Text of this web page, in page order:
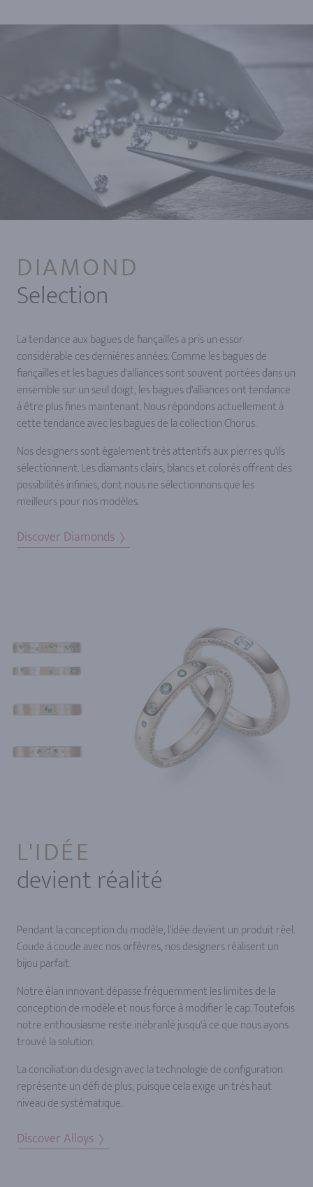
DIAMOND
Selection
La tendance aux bagues de fiançailles a pris un essor
considérable ces dernières années. Comme les bagues de
fiançailles et les bagues d'alliances sont souvent portées dans un
ensemble sur un seul doigt, les bagues d'alliances ont tendance
à être plus fines maintenant. Nous répondons actuellement à
cette tendance avec les bagues de la collection Chorus.
Nos designers sont également très attentifs aux pierres qu'ils
sélectionnent. Les diamants clairs, blancs et colorés offrent des
possibilités infinies, dont nous ne sélectionnons que les
meilleurs pour nos modèles.
Discover Diamonds
L'IDÉE
devient réalité
Pendant la conception du modèle, l'idée devient un produit réel.
Coude à coude avec nos orfèvres, nos designers réalisent un
bijou parfait.
Notre élan innovant dépasse fréquemment les limites de la
conception de modèle et nous force à modifier le cap. Toutefois
notre enthousiasme reste inébranlé jusqu'à ce que nous ayons
trouvé la solution.
La conciliation du design avec la technologie de configuration
représente un défi de plus, puisque cela exige un très haut
niveau de systématique.
Discover Alloys